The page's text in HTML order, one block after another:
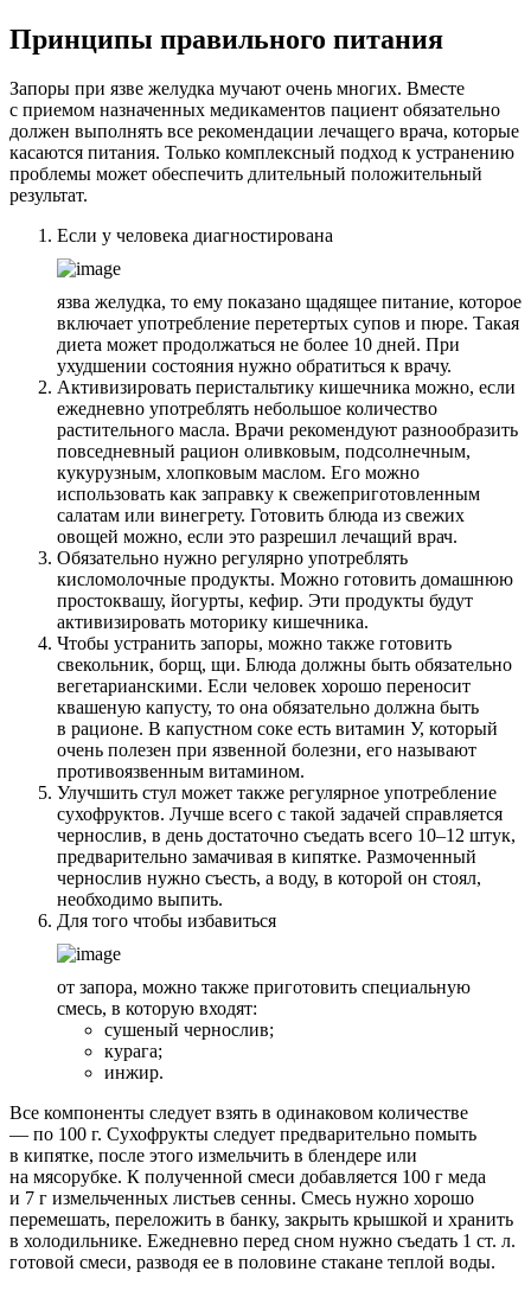
Принципы правильного питания
Запоры при язве желудка мучают очень многих. Вместе
с приемом назначенных медикаментов пациент обязательно
должен выполнять все рекомендации лечащего врача, которые
касаются питания. Только комплексный подход к устранению
проблемы может обеспечить длительный положительный
результат.
Если у человека диагностирована
язва желудка, то ему показано щадящее питание, которое
включает употребление перетертых супов и пюре. Такая
диета может продолжаться не более 10 дней. При
ухудшении состояния нужно обратиться к врачу.
Активизировать перистальтику кишечника можно, если
ежедневно употреблять небольшое количество
растительного масла. Врачи рекомендуют разнообразить
повседневный рацион оливковым, подсолнечным,
кукурузным, хлопковым маслом. Его можно
использовать как заправку к свежеприготовленным
салатам или винегрету. Готовить блюда из свежих
овощей можно, если это разрешил лечащий врач.
Обязательно нужно регулярно употреблять
кисломолочные продукты. Можно готовить домашнюю
простоквашу, йогурты, кефир. Эти продукты будут
активизировать моторику кишечника.
Чтобы устранить запоры, можно также готовить
свекольник, борщ, щи. Блюда должны быть обязательно
вегетарианскими. Если человек хорошо переносит
квашеную капусту, то она обязательно должна быть
в рационе. В капустном соке есть витамин У, который
очень полезен при язвенной болезни, его называют
противоязвенным витамином.
Улучшить стул может также регулярное употребление
сухофруктов. Лучше всего с такой задачей справляется
чернослив, в день достаточно съедать всего 10–12 штук,
предварительно замачивая в кипятке. Размоченный
чернослив нужно съесть, а воду, в которой он стоял,
необходимо выпить.
Для того чтобы избавиться
от запора, можно также приготовить специальную
смесь, в которую входят:
сушеный чернослив;
курага;
инжир.
Все компоненты следует взять в одинаковом количестве
— по 100 г. Сухофрукты следует предварительно помыть
в кипятке, после этого измельчить в блендере или
на мясорубке. К полученной смеси добавляется 100 г меда
и 7 г измельченных листьев сенны. Смесь нужно хорошо
перемешать, переложить в банку, закрыть крышкой и хранить
в холодильнике. Ежедневно перед сном нужно съедать 1 ст. л.
готовой смеси, разводя ее в половине стакане теплой воды.